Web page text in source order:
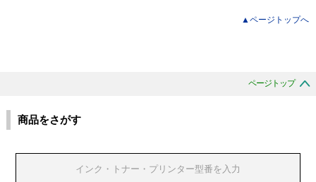
▲ページトップへ
ページトップ
商品をさがす